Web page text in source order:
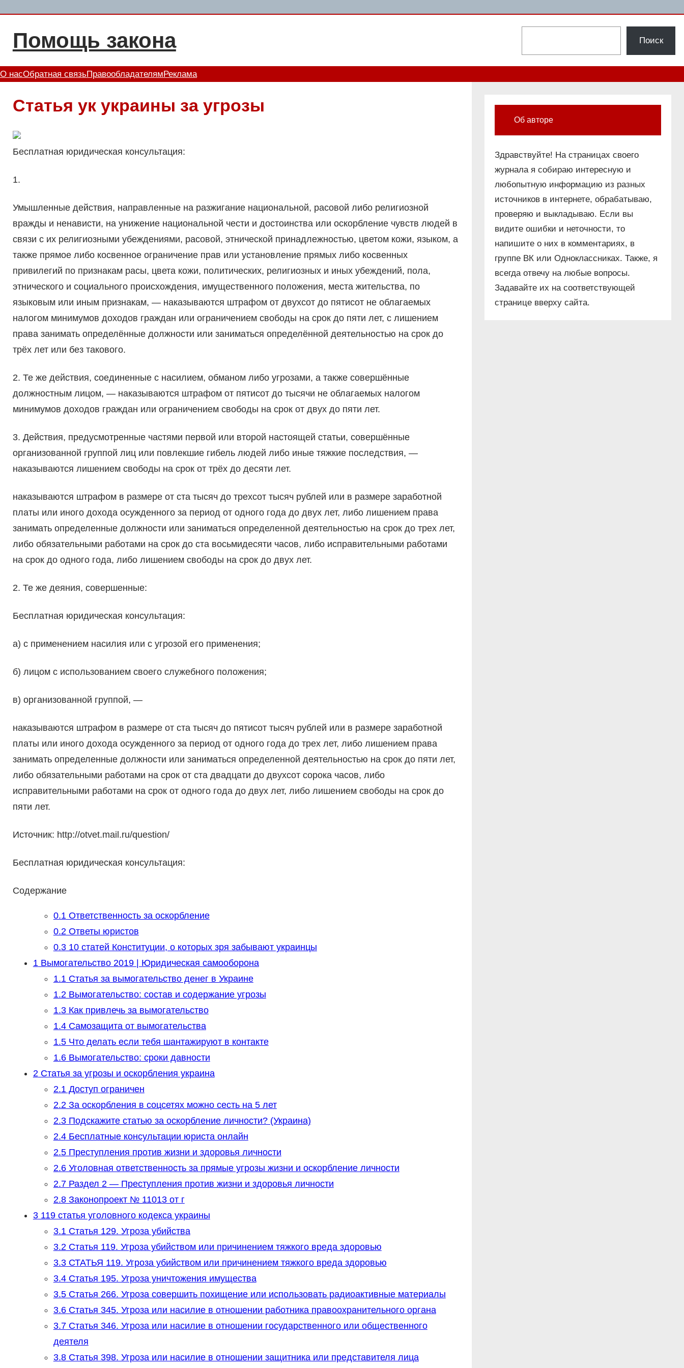
содержимому
Помощь закона Поиск
О насОбратная связьПравообладателям Реклама
Статья ук украины за угрозы
Бесплатная юридическая консультация:
1.
Умышленные действия, направленные на разжигание национальной, расовой либо религиозной
вражды и ненависти, на унижение национальной чести и достоинства или оскорбление чувств людей в
связи с их религиозными убеждениями, расовой, этнической принадлежностью, цветом кожи, языком, а
также прямое либо косвенное ограничение прав или установление прямых либо косвенных
привилегий по признакам расы, цвета кожи, политических, религиозных и иных убеждений, пола,
этнического и социального происхождения, имущественного положения, места жительства, по
языковым или иным признакам, — наказываются штрафом от двухсот до пятисот не облагаемых
налогом минимумов доходов граждан или ограничением свободы на срок до пяти лет, с лишением
права занимать определённые должности или заниматься определённой деятельностью на срок до
трёх лет или без такового.
2. Те же действия, соединенные с насилием, обманом либо угрозами, а также совершённые
должностным лицом, — наказываются штрафом от пятисот до тысячи не облагаемых налогом
минимумов доходов граждан или ограничением свободы на срок от двух до пяти лет.
3. Действия, предусмотренные частями первой или второй настоящей статьи, совершённые
организованной группой лиц или повлекшие гибель людей либо иные тяжкие последствия, —
наказываются лишением свободы на срок от трёх до десяти лет.
наказываются штрафом в размере от ста тысяч до трехсот тысяч рублей или в размере заработной
платы или иного дохода осужденного за период от одного года до двух лет, либо лишением права
занимать определенные должности или заниматься определенной деятельностью на срок до трех лет,
либо обязательными работами на срок до ста восьмидесяти часов, либо исправительными работами
на срок до одного года, либо лишением свободы на срок до двух лет.
2. Те же деяния, совершенные:
Бесплатная юридическая консультация:
а) с применением насилия или с угрозой его применения;
б) лицом с использованием своего служебного положения;
в) организованной группой, —
наказываются штрафом в размере от ста тысяч до пятисот тысяч рублей или в размере заработной
платы или иного дохода осужденного за период от одного года до трех лет, либо лишением права
занимать определенные должности или заниматься определенной деятельностью на срок до пяти лет,
либо обязательными работами на срок от ста двадцати до двухсот сорока часов, либо
исправительными работами на срок от одного года до двух лет, либо лишением свободы на срок до
пяти лет.
Источник: http://otvet.mail.ru/question/
Бесплатная юридическая консультация:
Содержание
0.1Ответственность за оскорбление
0.2Ответы юристов
0.310 статей Конституции, о которых зря забывают украинцы
1Вымогательство 2019 | Юридическая самооборона
1.1Статья за вымогательство денег в Украине
1.2Вымогательство: состав и содержание угрозы
1.3Как привлечь за вымогательство
1.4Самозащита от вымогательства
1.5Что делать если тебя шантажируют в контакте
1.6Вымогательство: сроки давности
2Статья за угрозы и оскорбления украина
2.1Доступ ограничен
2.2За оскорбления в соцсетях можно сесть на 5 лет
2.3Подскажите статью за оскорбление личности? (Украина)
2.4Бесплатные консультации юриста онлайн
2.5Преступления против жизни и здоровья личности
2.6Уголовная ответственность за прямые угрозы жизни и оскорбление личности
2.7Раздел 2 — Преступления против жизни и здоровья личности
2.8Законопроект № 11013 от г
3119 статья уголовного кодекса украины
3.1Статья 129. Угроза убийства
3.2Статья 119. Угроза убийством или причинением тяжкого вреда здоровью
3.3СТАТЬЯ 119. Угроза убийством или причинением тяжкого вреда здоровью
3.4Статья 195. Угроза уничтожения имущества
3.5Статья 266. Угроза совершить похищение или использовать радиоактивные материалы
3.6Статья 345. Угроза или насилие в отношении работника правоохранительного органа
3.7Статья 346. Угроза или насилие в отношении государственного или общественного
деятеля
3.8Статья 398. Угроза или насилие в отношении защитника или представителя лица
Об авторе
Здравствуйте! На страницах своего
журнала я собираю интересную и
любопытную информацию из разных
источников в интернете, обрабатываю,
проверяю и выкладываю. Если вы
видите ошибки и неточности, то
напишите о них в комментариях, в
группе ВК или Одноклассниках. Также, я
всегда отвечу на любые вопросы.
Задавайте их на соответствующей
странице вверху сайта.